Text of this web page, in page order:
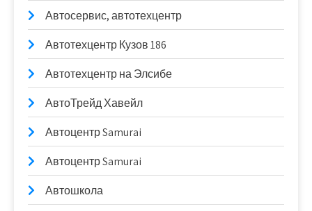
Автосервис, автотехцентр
Автотехцентр Кузов 186
Автотехцентр на Элсибе
АвтоТрейд Хавейл
Автоцентр Samurai
Автоцентр Samurai
Автошкола